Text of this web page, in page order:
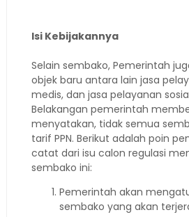
Isi Kebijakannya
Selain sembako, Pemerintah
objek baru antara lain jasa
medis, dan jasa pelayanan
Belakangan pemerintah
menyatakan, tidak semua
tarif PPN. Berikut adalah poin
catat dari isu calon regulasi
sembako ini:
Pemerintah akan
sembako yang akan